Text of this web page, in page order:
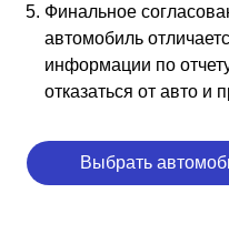
Финальное
автомобиль
информации по
отказаться от авто и
Выбрать